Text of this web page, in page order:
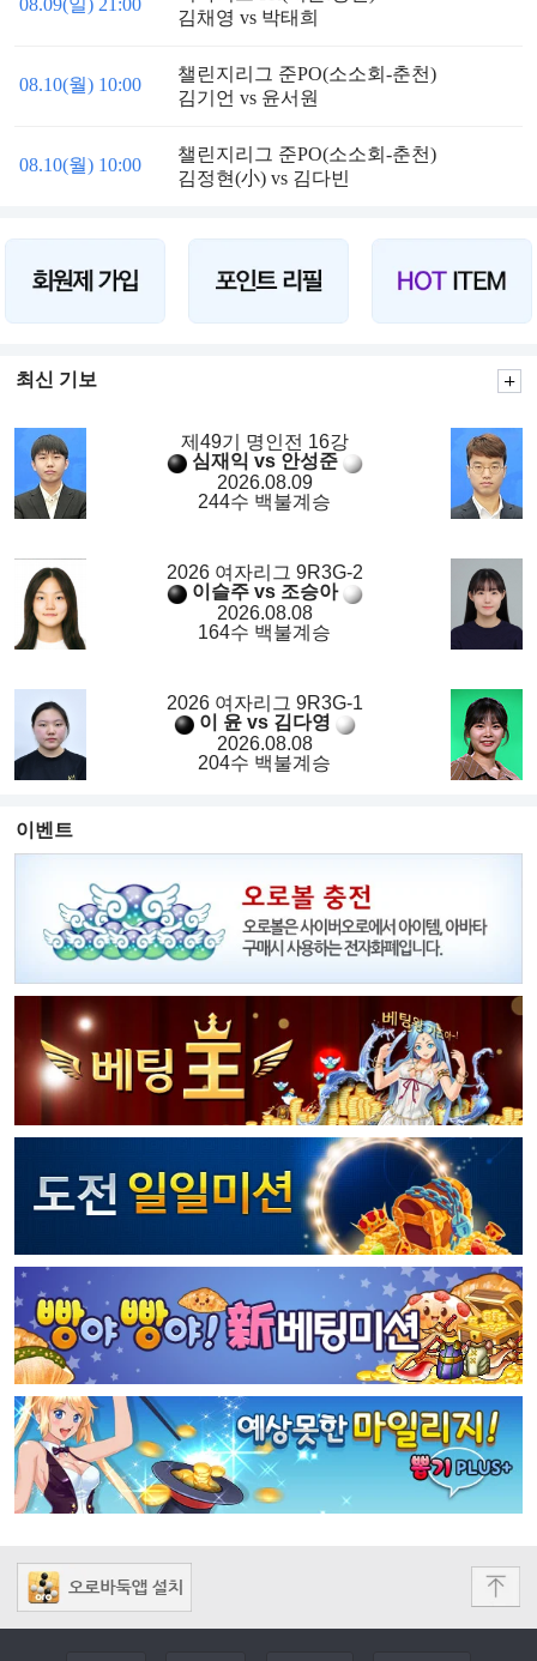
08.09(일) 21:00
김채영 vs 박태희
08.10(월) 10:00
챌린지리그 준PO(소소회-춘천)
김기언 vs 윤서원
08.10(월) 10:00
챌린지리그 준PO(소소회-춘천)
김정현(小) vs 김다빈
최신 기보
제49기 명인전 16강
심재익 vs 안성준
2026.08.09
244수 백불계승
2026 여자리그 9R3G-2
이슬주 vs 조승아
2026.08.08
164수 백불계승
2026 여자리그 9R3G-1
이 윤 vs 김다영
2026.08.08
204수 백불계승
이벤트